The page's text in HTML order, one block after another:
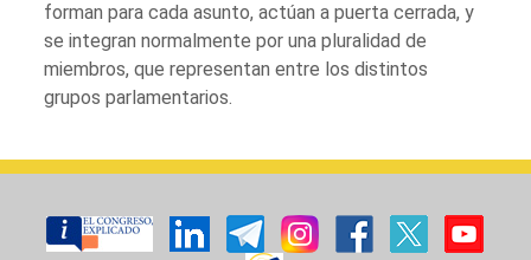
forman para cada asunto, actúan a puerta cerrada, y
se integran normalmente por una pluralidad de
miembros, que representan entre los distintos
grupos parlamentarios.